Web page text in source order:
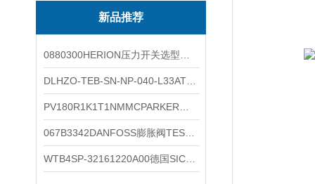
新品推荐